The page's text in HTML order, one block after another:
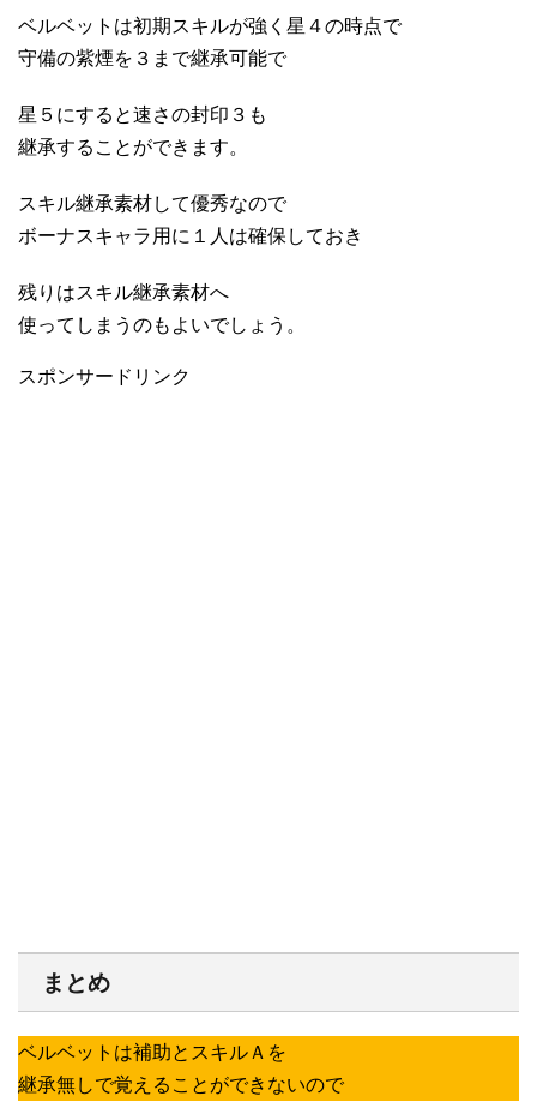
ベルベットは初期スキルが強く星４の時点で
守備の紫煙を３まで継承可能で
星５にすると速さの封印３も
継承することができます。
スキル継承素材して優秀なので
ボーナスキャラ用に１人は確保しておき
残りはスキル継承素材へ
使ってしまうのもよいでしょう。
スポンサードリンク
まとめ
ベルベットは補助とスキルＡを
継承無しで覚えることができないので